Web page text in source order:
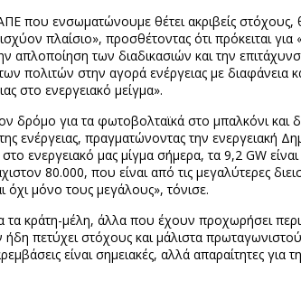
που ενσωματώνουμε θέτει ακριβείς στόχους,
ισχύον πλαίσιο», προσθέτοντας ότι πρόκειται
απλοποίηση των διαδικασιών και την
πολιτών στην αγορά ενέργειας με διαφάνεια
στο ενεργειακό μείγμα».
δρόμο για τα φωτοβολταϊκά στο μπαλκόνι και
ενέργειας, πραγματώνοντας την ενεργειακή
ενεργειακό μας μίγμα σήμερα, τα 9,2 GW
80.000, που είναι από τις μεγαλύτερες
μόνο τους μεγάλους», τόνισε.
τα κράτη-μέλη, άλλα που έχουν προχωρήσει
πετύχει στόχους και μάλιστα
είναι σημειακές, αλλά απαραίτητες για